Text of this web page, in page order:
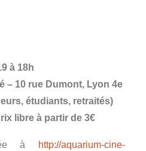
à 18h
– 10 rue Dumont, Lyon 4e
étudiants, retraités)
libre à partir de 3€
à
http://aquarium-cine-